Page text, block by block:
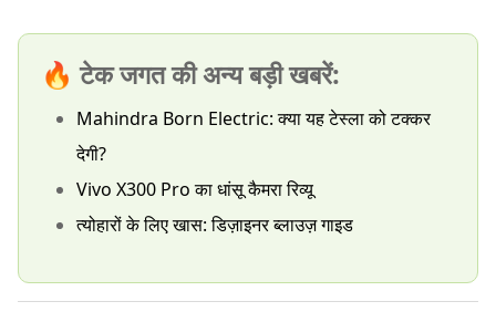
🔥 टेक जगत की अन्य बड़ी खबरें:
Mahindra Born Electric: क्या यह टेस्ला को टक्कर
देगी?
Vivo X300 Pro का धांसू कैमरा रिव्यू
त्योहारों के लिए खास: डिज़ाइनर ब्लाउज़ गाइड